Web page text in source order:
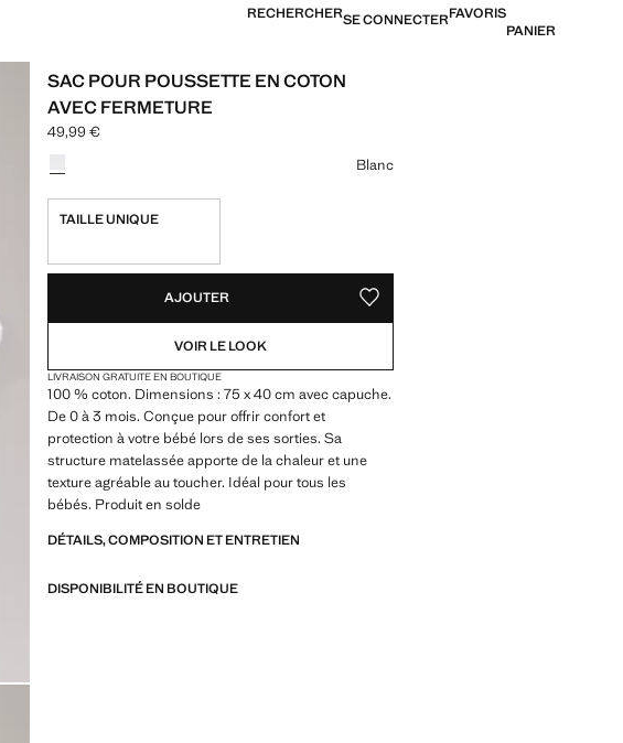
RECHERCHERSE CONNECTERFAVORIS
PANIER
SAC POUR POUSSETTE EN COTON
AVEC FERMETURE
Prix actuel [49,99 € ]
49,99 €
Blanc
TAILLE UNIQUE
AJOUTER AJOUTER AUX FAVORIS
VOIR LE LOOK
LIVRAISON GRATUITE EN BOUTIQUE
100 % coton. Dimensions : 75 x 40 cm avec capuche.
De 0 à 3 mois. Conçue pour offrir confort et
protection à votre bébé lors de ses sorties. Sa
structure matelassée apporte de la chaleur et une
texture agréable au toucher. Idéal pour tous les
bébés. Produit en solde
DÉTAILS, COMPOSITION ET ENTRETIEN
DISPONIBILITÉ EN BOUTIQUE